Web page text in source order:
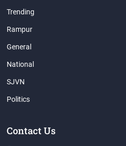
Trending
Rampur
General
National
SJVN
Politics
Contact Us